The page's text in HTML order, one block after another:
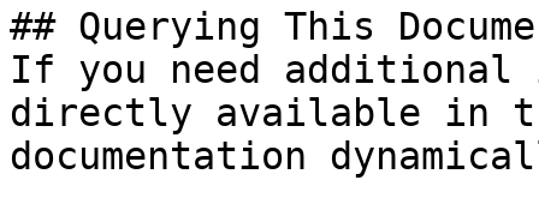
## Querying This
If you need
directly available in
documentation